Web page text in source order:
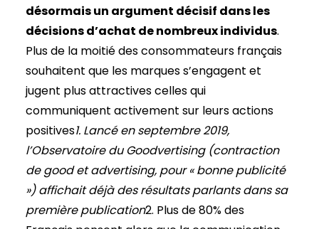
désormais un argument décisif dans les
décisions d’achat de nombreux individus.
Plus de la moitié des consommateurs français
souhaitent que les marques s’engagent et
jugent plus attractives celles qui
communiquent activement sur leurs actions
positives1. Lancé en septembre 2019,
l’Observatoire du Goodvertising (contraction
de good et advertising, pour « bonne publicité
») affichait déjà des résultats parlants dans sa
première publication2. Plus de 80% des